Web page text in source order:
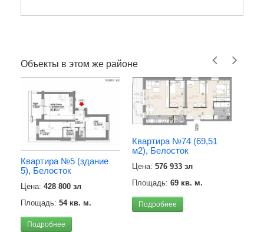
Объекты в этом же районе
Квартира №5 (здание
5), Белосток
Цена: 428 800 зл
Площадь: 54 кв. м.
Подробнее
Квартира №74 (69,51
м2), Белосток
Цена: 576 933 зл
Площадь: 69 кв. м.
Подробнее